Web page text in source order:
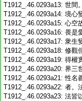
T1912_.46.0293a13: 世間
T1912_.46.0293a14: 境心
T1912_.46.0293a15: 心空
T1912_.46.0293a16: 畏是
T1912_.46.0293a17: 衆生
T1912_.46.0293a18: 修觀
T1912_.46.0293a19: 得權
T1912_.46.0293a20: 界三
T1912_.46.0293a21:性名
T1912_.46.0293a22: 者。
T1912_.46.0293a23: 法皆